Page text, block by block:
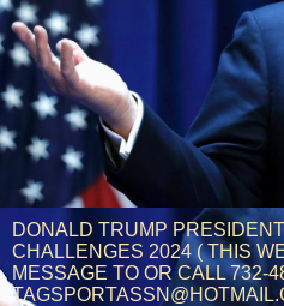
DONALD TRUMP
CHALLENGES 2024 ( THIS
MESSAGE TO OR CALL 732-